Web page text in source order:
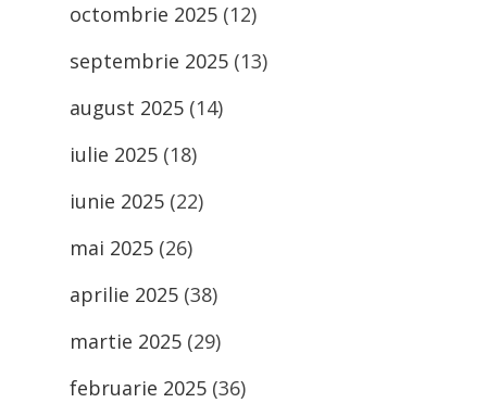
octombrie 2025 (12)
septembrie 2025 (13)
august 2025 (14)
iulie 2025 (18)
iunie 2025 (22)
mai 2025 (26)
aprilie 2025 (38)
martie 2025 (29)
februarie 2025 (36)